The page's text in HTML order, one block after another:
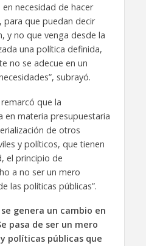
necesidad de hacer
para que puedan decir
y no que venga desde la
una política definida,
no se adecue en un
subrayó.
que la
en materia presupuestaria
de otros
y políticos, que tienen
el principio de
a no ser un mero
las políticas públicas”.
genera un cambio en
pasa de ser un mero
políticas públicas que